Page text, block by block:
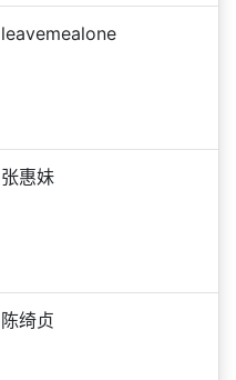
leavemealone
张惠妹
陈绮贞